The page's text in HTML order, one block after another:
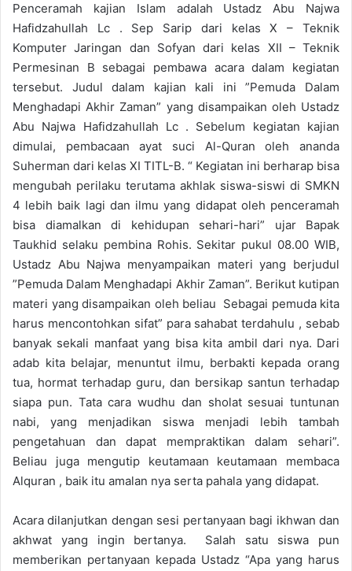
Penceramah kajian Islam adalah Ustadz Abu Najwa
Hafidzahullah Lc . Sep Sarip dari kelas X – Teknik
Komputer Jaringan dan Sofyan dari kelas XII – Teknik
Permesinan B sebagai pembawa acara dalam kegiatan
tersebut. Judul dalam kajian kali ini ”Pemuda Dalam
Menghadapi Akhir Zaman” yang disampaikan oleh Ustadz
Abu Najwa Hafidzahullah Lc . Sebelum kegiatan kajian
dimulai, pembacaan ayat suci Al-Quran oleh ananda
Suherman dari kelas XI TITL-B. “ Kegiatan ini berharap bisa
mengubah perilaku terutama akhlak siswa-siswi di SMKN
4 lebih baik lagi dan ilmu yang didapat oleh penceramah
bisa diamalkan di kehidupan sehari-hari” ujar Bapak
Taukhid selaku pembina Rohis. Sekitar pukul 08.00 WIB,
Ustadz Abu Najwa menyampaikan materi yang berjudul
”Pemuda Dalam Menghadapi Akhir Zaman”. Berikut kutipan
materi yang disampaikan oleh beliau Sebagai pemuda kita
harus mencontohkan sifat” para sahabat terdahulu , sebab
banyak sekali manfaat yang bisa kita ambil dari nya. Dari
adab kita belajar, menuntut ilmu, berbakti kepada orang
tua, hormat terhadap guru, dan bersikap santun terhadap
siapa pun. Tata cara wudhu dan sholat sesuai tuntunan
nabi, yang menjadikan siswa menjadi lebih tambah
pengetahuan dan dapat mempraktikan dalam sehari”.
Beliau juga mengutip keutamaan keutamaan membaca
Alquran , baik itu amalan nya serta pahala yang didapat.
Acara dilanjutkan dengan sesi pertanyaan bagi ikhwan dan
akhwat yang ingin bertanya. Salah satu siswa pun
memberikan pertanyaan kepada Ustadz “Apa yang harus